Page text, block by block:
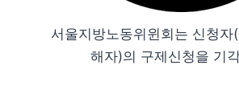
서울지방노동위윈회는 신청자
해자)의 구제신청을 기